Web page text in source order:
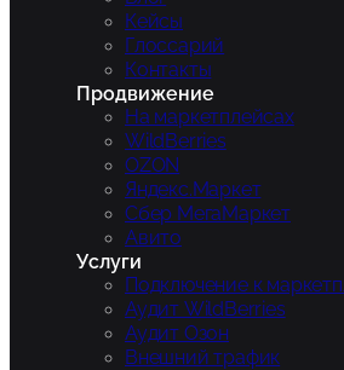
Кейсы
Глоссарий
Контакты
Продвижение
На маркетплейсах
WildBerries
OZON
Яндекс.Маркет
Сбер МегаМаркет
Авито
Услуги
Подключение к
Аудит WildBerries
Аудит Озон
Внешний трафик